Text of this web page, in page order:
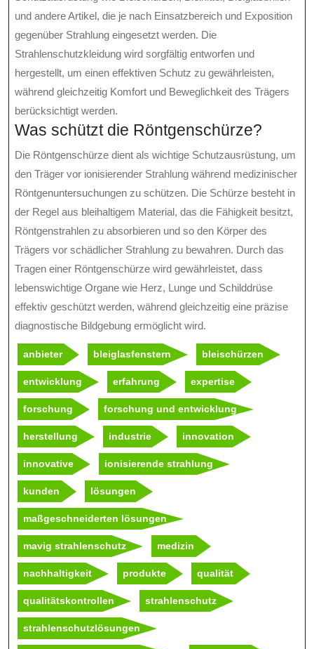
und andere Artikel, die je nach Einsatzbereich und Exposition
gegenüber Strahlung eingesetzt werden. Die
Strahlenschutzkleidung wird sorgfältig entworfen und
hergestellt, um einen effektiven Schutz zu gewährleisten,
während gleichzeitig Komfort und Beweglichkeit des Trägers
berücksichtigt werden.
Was schützt die Röntgenschürze?
Die Röntgenschürze dient als wichtige Schutzausrüstung, um
den Träger vor ionisierender Strahlung während medizinischer
Röntgenuntersuchungen zu schützen. Die Schürze besteht in
der Regel aus bleihaltigem Material, das die Fähigkeit besitzt,
Röntgenstrahlen zu absorbieren und so den Körper des
Trägers vor schädlicher Strahlung zu bewahren. Durch das
Tragen einer Röntgenschürze wird gewährleistet, dass
lebenswichtige Organe wie Herz, Lunge und Schilddrüse
effektiv geschützt werden, während gleichzeitig eine präzise
diagnostische Bildgebung ermöglicht wird.
anbieter bleiglasfenstern bleischürzen
entwicklung erfahrung expertise
forschung forschung und entwicklung
herstellung industrie innovation
innovative ionisierende strahlung
kunden lösungen
maßgeschneiderten lösungen
mavig strahlenschutz medizin
nachhaltigkeit produkte qualität
qualitätskontrollen strahlenschutz
strahlenschutzlösungen